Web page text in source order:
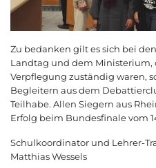
Zu bedanken gilt es sich bei
Landtag und dem Ministerium,
Verpflegung zuständig waren,
Begleitern aus dem
Teilhabe. Allen Siegern aus
Erfolg beim Bundesfinale vom
Schulkoordinator und Lehrer-
Matthias Wessels